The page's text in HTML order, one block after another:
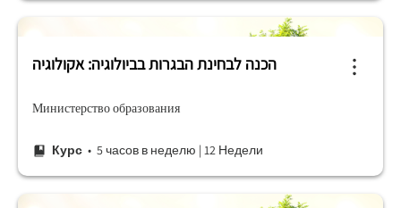
הכנה לבחינת הבגרות בביולוגיה: אקולוגיה
Министерство образования
Курс • 5 часов в неделю | 12 Недели